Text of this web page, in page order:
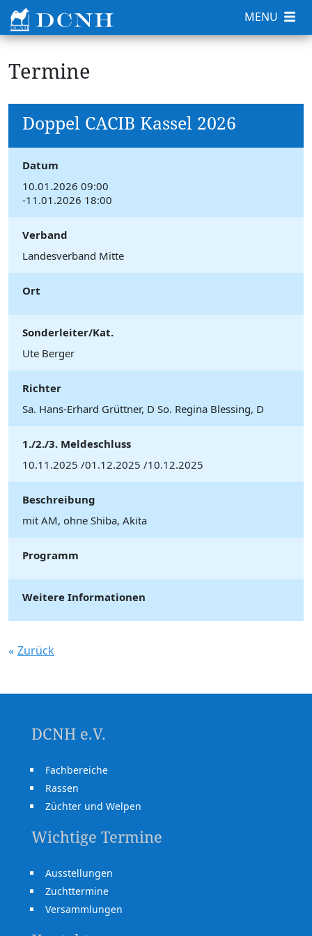
Termine
Doppel CACIB Kassel 2026
Datum
10.01.2026 09:00
-11.01.2026 18:00
Verband
Landesverband Mitte
Ort
Sonderleiter/Kat.
Ute Berger
Richter
Sa. Hans-Erhard Grüttner, D So. Regina Blessing, D
1./2./3. Meldeschluss
10.11.2025 /01.12.2025 /10.12.2025
Beschreibung
mit AM, ohne Shiba, Akita
Programm
Weitere Informationen
Zurück
DCNH e.V.
Fachbereiche
Rassen
Züchter und Welpen
Wichtige Termine
Ausstellungen
Zuchttermine
Versammlungen
MENU